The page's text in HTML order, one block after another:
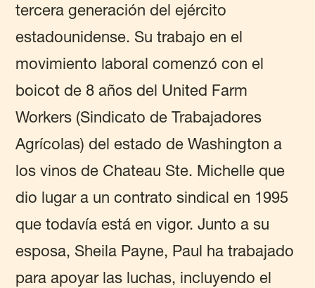
tercera generación del ejército
estadounidense. Su trabajo en el
movimiento laboral comenzó con el
boicot de 8 años del United Farm
Workers (Sindicato de Trabajadores
Agrícolas) del estado de Washington a
los vinos de Chateau Ste. Michelle que
dio lugar a un contrato sindical en 1995
que todavía está en vigor. Junto a su
esposa, Sheila Payne, Paul ha trabajado
para apoyar las luchas, incluyendo el